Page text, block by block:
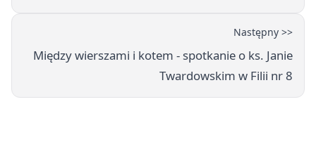
Następny >>
Między wierszami i kotem - spotkanie o ks. Janie
Twardowskim w Filii nr 8